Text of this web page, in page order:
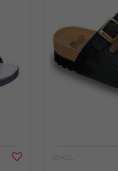
SCHOLL